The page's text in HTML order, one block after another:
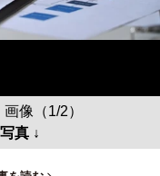
像（1/2）
真 ↓